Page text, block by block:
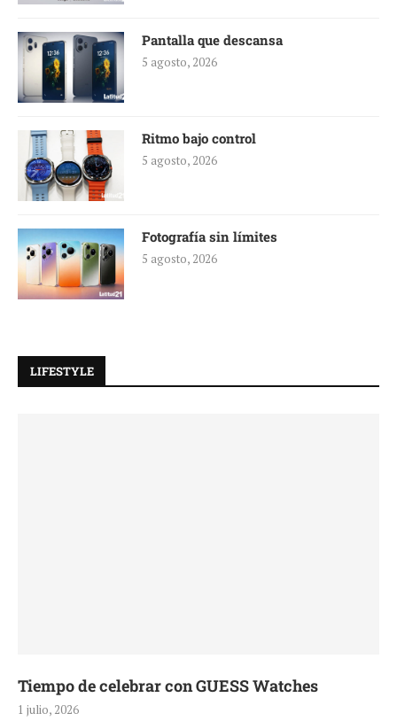
Pantalla que descansa
5 agosto, 2026
Ritmo bajo control
5 agosto, 2026
Fotografía sin límites
5 agosto, 2026
LIFESTYLE
Tiempo de celebrar con GUESS Watches
1 julio, 2026